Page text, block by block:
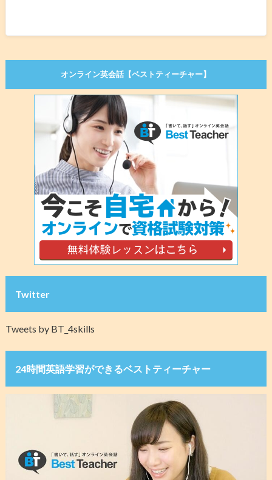
オンライン英会話【ベストティーチャー】
Twitter
Tweets by BT_4skills
24時間英語学習ができるベストティーチャー